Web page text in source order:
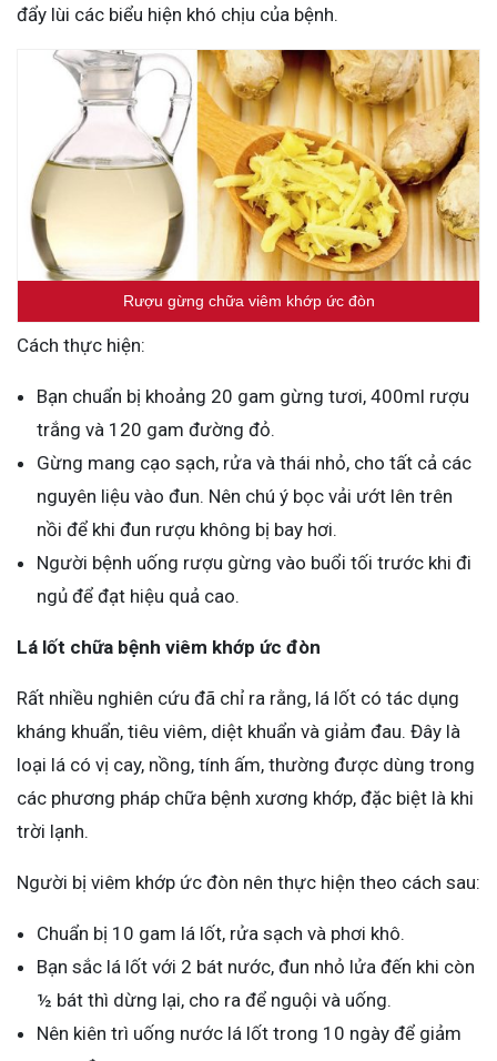
đẩy lùi các biểu hiện khó chịu của bệnh.
Rượu gừng chữa viêm khớp ức đòn
Cách thực hiện:
Bạn chuẩn bị khoảng 20 gam gừng tươi, 400ml rượu
trắng và 120 gam đường đỏ.
Gừng mang cạo sạch, rửa và thái nhỏ, cho tất cả các
nguyên liệu vào đun. Nên chú ý bọc vải ướt lên trên
nồi để khi đun rượu không bị bay hơi.
Người bệnh uống rượu gừng vào buổi tối trước khi đi
ngủ để đạt hiệu quả cao.
Lá lốt chữa bệnh viêm khớp ức đòn
Rất nhiều nghiên cứu đã chỉ ra rằng, lá lốt có tác dụng
kháng khuẩn, tiêu viêm, diệt khuẩn và giảm đau. Đây là
loại lá có vị cay, nồng, tính ấm, thường được dùng trong
các phương pháp chữa bệnh xương khớp, đặc biệt là khi
trời lạnh.
Người bị viêm khớp ức đòn nên thực hiện theo cách sau:
Chuẩn bị 10 gam lá lốt, rửa sạch và phơi khô.
Bạn sắc lá lốt với 2 bát nước, đun nhỏ lửa đến khi còn
½ bát thì dừng lại, cho ra để nguội và uống.
Nên kiên trì uống nước lá lốt trong 10 ngày để giảm